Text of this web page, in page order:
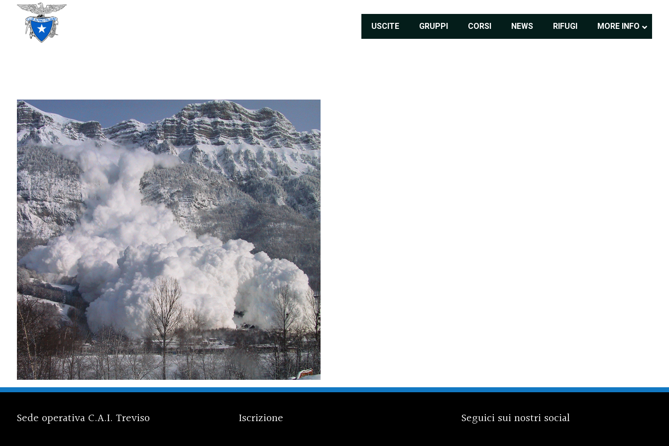
USCITE GRUPPI CORSI NEWS RIFUGI MORE INFO
Sede operativa C.A.I. Treviso Iscrizione Seguici sui nostri social